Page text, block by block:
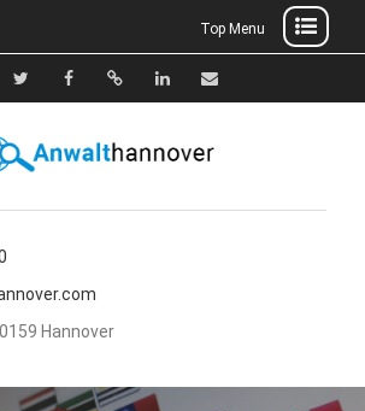
Top Menu
TwitterFacebook
Xing Linkedin
E-
Hannover